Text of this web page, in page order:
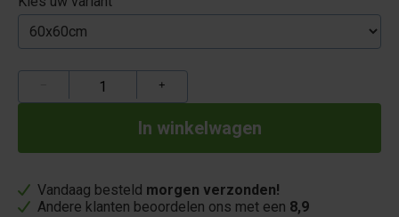
+
Vandaag besteld morgen verzonden!
Andere klanten beoordelen ons met een 8,9